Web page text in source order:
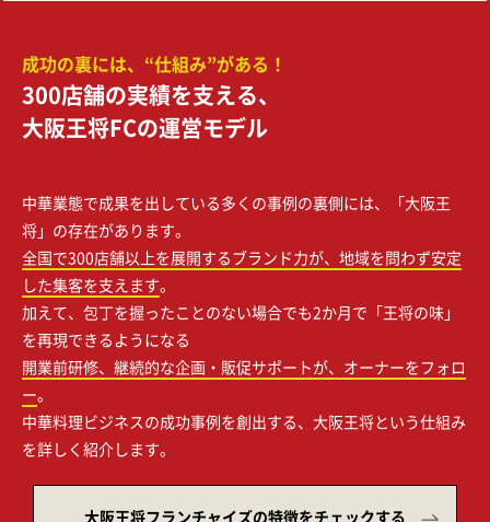
成功の裏には、“仕組み”がある！
300店舗の実績を支える、
大阪王将FCの運営モデル
中華業態で成果を出している多くの事例の裏側には、「大阪王
将」の存在があります。
全国で300店舗以上を展開するブランド力が、地域を問わず安定
した集客を支えます。
加えて、包丁を握ったことのない場合でも2か月で「王将の味」
を再現できるようになる
開業前研修、継続的な企画・販促サポートが、オーナーをフォロ
ー。
中華料理ビジネスの成功事例を創出する、大阪王将という仕組み
を詳しく紹介します。
大阪王将フランチャイズの特徴をチェックする